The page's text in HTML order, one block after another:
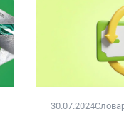
30.07.2024